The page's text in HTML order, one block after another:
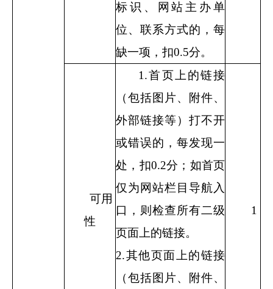
标识、网站主办单
位、联系方式的，每
缺一项，扣0.5分。
可用
性
1.首页上的链接
（包括图片、附件、
外部链接等）打不开
或错误的，每发现一
处，扣0.2分；如首页
仅为网站栏目导航入
口，则检查所有二级
页面上的链接。
2.其他页面上的链接
（包括图片、附件、
1